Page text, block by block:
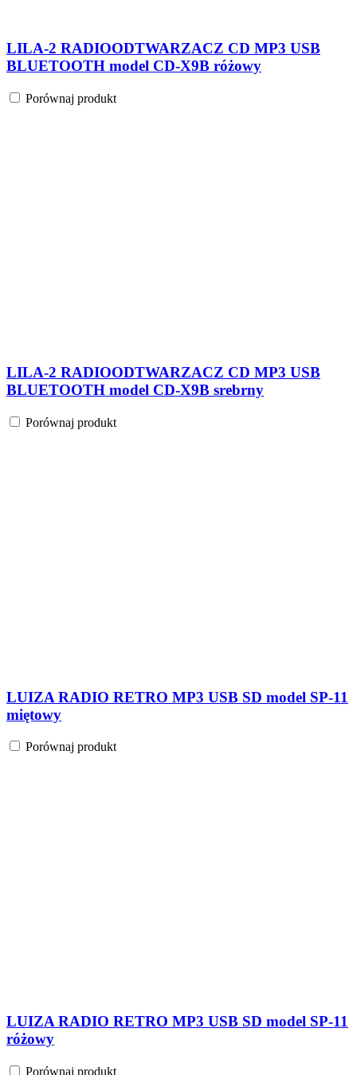
LILA-2 RADIOODTWARZACZ CD MP3 USB
BLUETOOTH model CD-X9B różowy
Porównaj produkt
LILA-2 RADIOODTWARZACZ CD MP3 USB
BLUETOOTH model CD-X9B srebrny
Porównaj produkt
LUIZA RADIO RETRO MP3 USB SD model SP-11
miętowy
Porównaj produkt
LUIZA RADIO RETRO MP3 USB SD model SP-11
różowy
Porównaj produkt